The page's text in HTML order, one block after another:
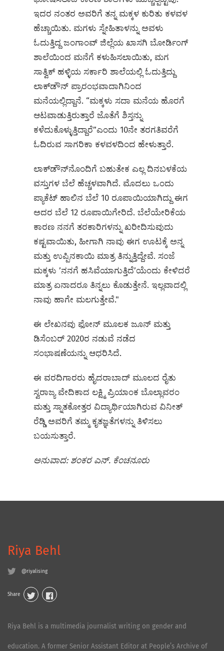
ಇದರ ನಂತರ ಅವರಿಗೆ ತನ್ನ ಮಕ್ಕಳ ಕುರಿತು ಕಳವಳ
ಹೆಚ್ಚಾಯಿತು. ಮಗಳು ಸ್ನೇಹಿತಾಳನ್ನು ಅವಳು
ಓದುತ್ತಿದ್ದ ಜಂಗಾಂವ್ ಜಿಲ್ಲೆಯ ಖಾಸಗಿ ಬೋರ್ಡಿಂಗ್
ಶಾಲೆಯಿಂದ ಮನೆಗೆ ಕಳುಹಿಸಲಾಯಿತು, ಮಗ
ಸಾತ್ವಿಕ್ ಹಳ್ಳಿಯ ಸರ್ಕಾರಿ ಶಾಲೆಯಲ್ಲಿ ಓದುತ್ತಿದ್ದು
ಲಾಕ್‌ಡೌನ್‌ ಪ್ರಾರಂಭವಾದಾಗಿನಿಂದ
ಮನೆಯಲ್ಲಿದ್ದಾನೆ. “ಮಕ್ಕಳು ಸದಾ ಮನೆಯ ಹೊರಗೆ
ಆಟವಾಡುತ್ತಿರುತ್ತಾರೆ ಜೊತೆಗೆ ಶಿಸ್ತನ್ನು
ಕಳೆದುಕೊಳ್ಳುತ್ತಿದ್ದಾರೆ”ಎಂದು 10ನೇ ತರಗತಿವರೆಗೆ
ಓದಿರುವ ಸಾಗರಿಕಾ ಕಳವಳದಿಂದ ಹೇಳುತ್ತಾರೆ.
ಲಾಕ್‌ಡೌನ್‌ನೊಂದಿಗೆ ಬಹುತೇಕ ಎಲ್ಲ ದಿನಬಳಕೆಯ
ವಸ್ತುಗಳ ಬೆಲೆ ಹೆಚ್ಚಳವಾಗಿದೆ. ಮೊದಲು ಒಂದು
ಪ್ಯಾಕೆಟ್‌ ಹಾಲಿನ ಬೆಲೆ 10 ರೂಪಾಯಿಯಾಗಿದ್ದು ಈಗ
ಅದರ ಬೆಲೆ 12 ರೂಪಾಯಿಗೇರಿದೆ. ಬೆಲೆಯೇರಿಕೆಯ
ಕಾರಣ ನನಗೆ ತರಕಾರಿಗಳನ್ನು ಖರೀದಿಸುವುದು
ಕಷ್ಟವಾಯಿತು, ಹೀಗಾಗಿ ನಾವು ಈಗ ಊಟಕ್ಕೆ ಅನ್ನ
ಮತ್ತು ಉಪ್ಪಿನಕಾಯಿ ಮಾತ್ರ ತಿನ್ನುತ್ತಿದ್ದೇವೆ. ಸಂಜೆ
ಮಕ್ಕಳು ʼನನಗೆ ಹಸಿವೆಯಾಗುತ್ತಿದೆʼಯೆಂದು ಕೇಳಿದರೆ
ಮಾತ್ರ ಏನಾದರೂ ತಿನ್ನಲು ಕೊಡುತ್ತೇನೆ. ಇಲ್ಲವಾದಲ್ಲಿ
ನಾವು ಹಾಗೇ ಮಲಗುತ್ತೇವೆ."
ಈ ಲೇಖನವು ಫೋನ್‌ ಮೂಲಕ ಜೂನ್‌ ಮತ್ತು
ಡಿಸೆಂಬರ್‌ 2020ರ ನಡುವೆ ನಡೆದ
ಸಂಭಾಷಣೆಯನ್ನು ಆಧರಿಸಿದೆ.
ಈ ವರದಿಗಾರರು ಹೈದರಾಬಾದ್ ಮೂಲದ ರೈತು
ಸ್ವರಾಜ್ಯ ವೇದಿಕಾದ ಲಕ್ಷ್ಮಿ ಪ್ರಿಯಾಂಕ ಬೊಲ್ಲಾವರಂ
ಮತ್ತು ಸ್ನಾತಕೋತ್ತರ ವಿದ್ಯಾರ್ಥಿಯಾಗಿರುವ ವಿನೀತ್‌
ರೆಡ್ಡಿ ಅವರಿಗೆ ತಮ್ಮ ಕೃತಜ್ಞತೆಗಳನ್ನು ತಿಳಿಸಲು
ಬಯಸುತ್ತಾರೆ.
ಅನುವಾದ: ಶಂಕರ ಎನ್. ಕೆಂಚನೂರು
Riya Behl
@riyalising
Share
Riya Behl is a multimedia journalist writing on gender and
education. A former Senior Assistant Editor at People’s Archive of